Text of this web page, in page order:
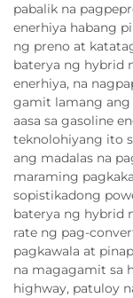
pabalik na
enerhiya habang
ng preno at
baterya ng hybrid
enerhiya, na
gamit lamang ang
aasa sa gasoline
teknolohiyang ito
ang madalas na
maraming
sopistikadong
baterya ng hybrid
rate ng pag-
pagkawala at
na magagamit sa
highway, patuloy